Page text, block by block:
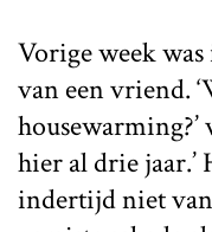
Vorige week
van een vriend.
housewarming?’
hier al drie jaar.’
indertijd niet